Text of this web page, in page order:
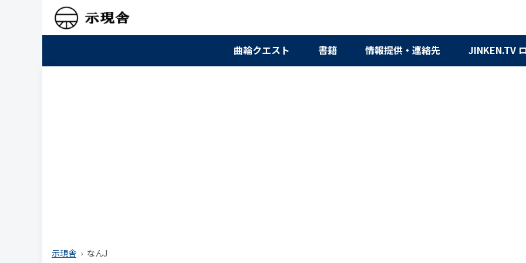
曲輪クエスト 書籍 情報提供・連絡先 JINKEN.TV
示現舎 なんJ